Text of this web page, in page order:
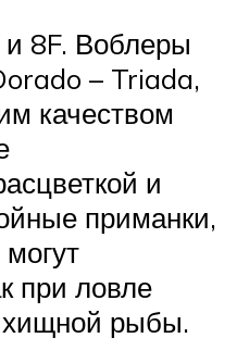
8F. Воблеры
– Triada,
качеством
и
приманки,
при ловле
хищной рыбы.